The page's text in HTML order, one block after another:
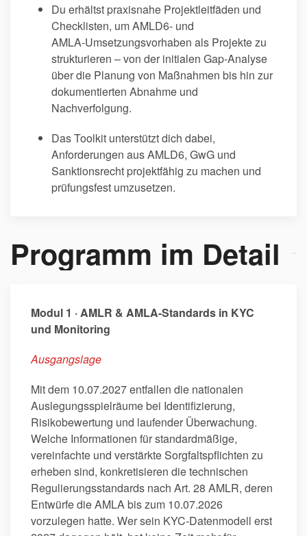
Du erhältst praxisnahe Projektleitfäden und
Checklisten, um AMLD6‑ und
AMLA‑Umsetzungsvorhaben als Projekte zu
strukturieren – von der initialen Gap‑Analyse
über die Planung von Maßnahmen bis hin zur
dokumentierten Abnahme und
Nachverfolgung.
Das Toolkit unterstützt dich dabei,
Anforderungen aus AMLD6, GwG und
Sanktionsrecht projektfähig zu machen und
prüfungsfest umzusetzen.
Programm im Detail
Modul 1 · AMLR & AMLA-Standards in KYC
und Monitoring
Ausgangslage
Mit dem 10.07.2027 entfallen die nationalen
Auslegungsspielräume bei Identifizierung,
Risikobewertung und laufender Überwachung.
Welche Informationen für standardmäßige,
vereinfachte und verstärkte Sorgfaltspflichten zu
erheben sind, konkretisieren die technischen
Regulierungsstandards nach Art. 28 AMLR, deren
Entwürfe die AMLA bis zum 10.07.2026
vorzulegen hatte. Wer sein KYC-Datenmodell erst